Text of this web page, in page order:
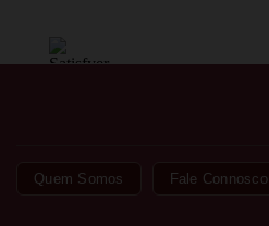
Quem Somos Fale Connosco